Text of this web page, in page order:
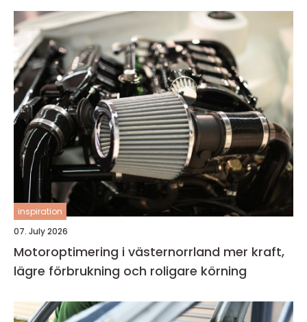
inspiration
07. July 2026
Motoroptimering i västernorrland mer kraft,
lägre förbrukning och roligare körning